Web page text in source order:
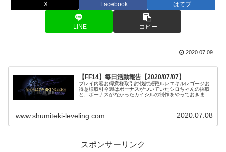
X Facebook はてブ
LINE コピー
2020.07.09
【FF14】毎日活動報告【2020/07/07】
プレイ内容お得意様取引討伐討滅戦ルレエキルレゴージお
得意様取引今週はボーナスがついていたシロちゃんの採取
と、ボーナスがなかったカイシルの制作をやっておきまし
www.shumiteki-leveling.com 2020.07.08
スポンサーリンク